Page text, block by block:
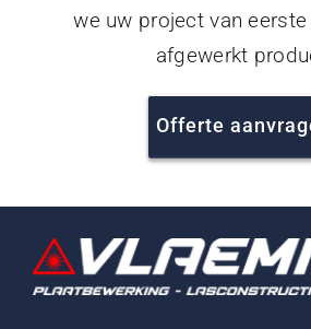
we uw project van
afgewerkt
Offerte